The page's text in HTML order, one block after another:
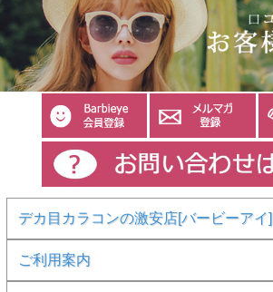
デカ目カラコンの激安店[バービーアイ]
ご利用案内